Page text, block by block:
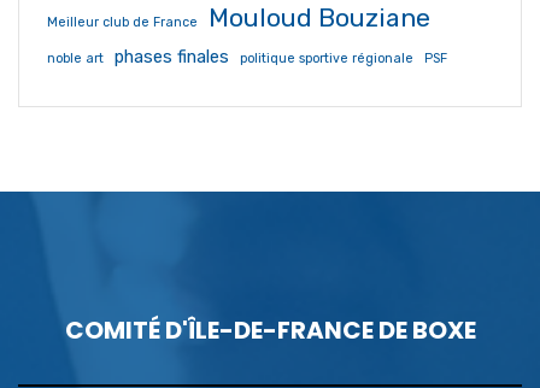
Meilleur club de France Mouloud Bouziane
noble art phases finales politique sportive régionale PSF
COMITÉ D'ÎLE-DE-FRANCE DE BOXE